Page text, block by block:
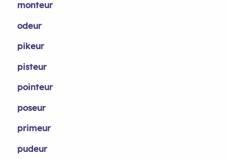
monteur
odeur
pikeur
pisteur
pointeur
poseur
primeur
pudeur